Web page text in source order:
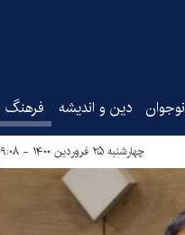
دین و اندیشه فرهنگ
چهارشنبه ۲۵ فروردین ۱۴۰۰ - ۰۹:۰۸